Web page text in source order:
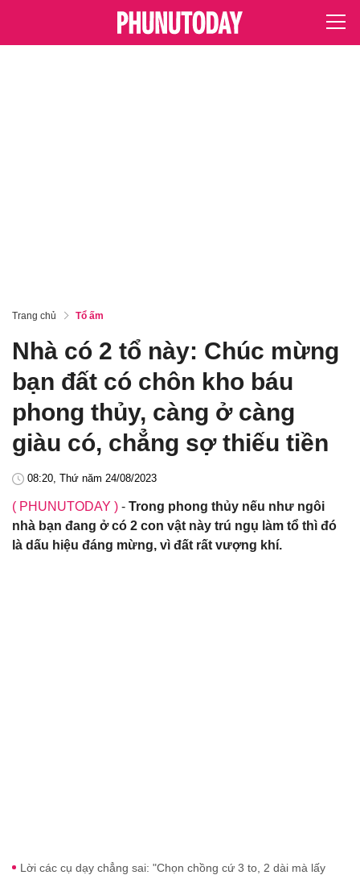
Trang chủ Tổ ấm
Nhà có 2 tổ này: Chúc mừng
bạn đất có chôn kho báu
phong thủy, càng ở càng
giàu có, chẳng sợ thiếu tiền
08:20, Thứ năm 24/08/2023
( PHUNUTODAY ) - Trong phong thủy nếu như ngôi
nhà bạn đang ở có 2 con vật này trú ngụ làm tổ thì đó
là dấu hiệu đáng mừng, vì đất rất vượng khí.
Lời các cụ dạy chẳng sai: "Chọn chồng cứ 3 to, 2 dài mà lấy